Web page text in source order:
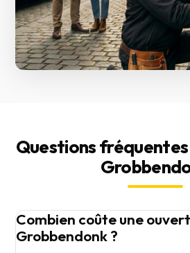
Questions
Combien coûte une
Grobbendonk ?